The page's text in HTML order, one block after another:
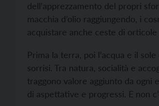
dell’apprezzamento del propri
macchia d’olio raggiungendo, i
acquistare anche ceste di orticole
Prima la terra, poi l’acqua e il
sorrisi. Tra natura, socialità e
traggono valore aggiunto da ogni
di aspettative e progressi. E non